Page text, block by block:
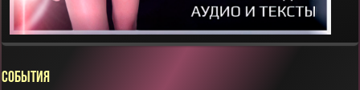
СОБЫТИЯ